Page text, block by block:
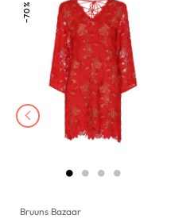
−70%
Bruuns Bazaar